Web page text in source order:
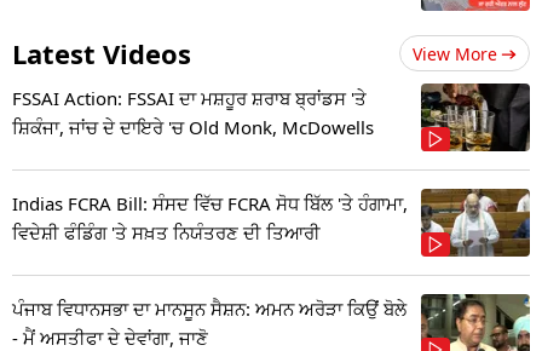
Latest Videos View More
FSSAI Action: FSSAI ਦਾ ਮਸ਼ਹੂਰ ਸ਼ਰਾਬ ਬ੍ਰਾਂਡਸ 'ਤੇ
ਸ਼ਿਕੰਜਾ, ਜਾਂਚ ਦੇ ਦਾਇਰੇ 'ਚ Old Monk, McDowells
Indias FCRA Bill: ਸੰਸਦ ਵਿੱਚ FCRA ਸੋਧ ਬਿੱਲ 'ਤੇ ਹੰਗਾਮਾ,
ਵਿਦੇਸ਼ੀ ਫੰਡਿੰਗ 'ਤੇ ਸਖ਼ਤ ਨਿਯੰਤਰਣ ਦੀ ਤਿਆਰੀ
ਪੰਜਾਬ ਵਿਧਾਨਸਭਾ ਦਾ ਮਾਨਸੂਨ ਸੈਸ਼ਨ: ਅਮਨ ਅਰੋੜਾ ਕਿਉਂ ਬੋਲੇ
- ਮੈਂ ਅਸਤੀਫਾ ਦੇ ਦੇਵਾਂਗਾ, ਜਾਣੋ